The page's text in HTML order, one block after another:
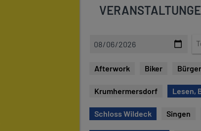
t
s
u
Afterwork Biker
Krumhermersdorf Lesen,
Schloss Wildeck Singen